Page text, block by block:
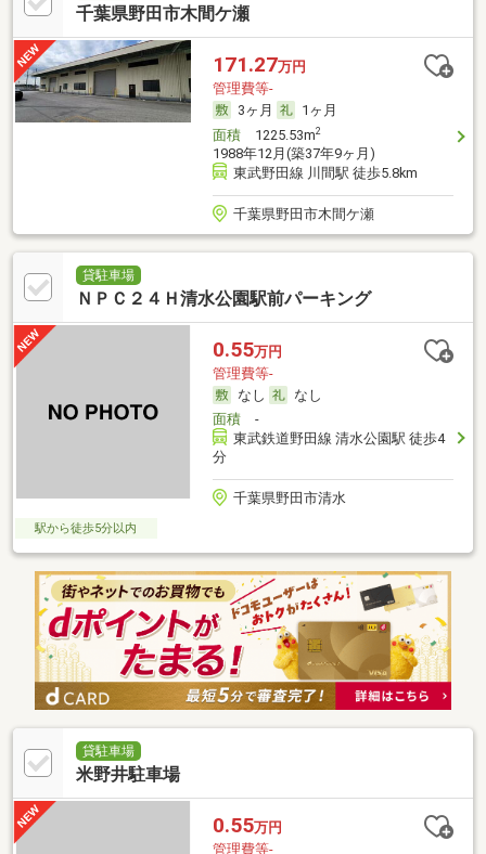
千葉県野田市木間ケ瀬
171.27万円
管理費等-
3ヶ月
1ヶ月
面積1225.53m2
1988年12月(築37年9ヶ月)
東武野田線 川間駅 徒歩5.8km
千葉県野田市木間ケ瀬
貸駐車場
ＮＰＣ２４Ｈ清水公園駅前パーキング
0.55万円
管理費等-
なし
なし
面積-
東武鉄道野田線 清水公園駅 徒歩4
分
千葉県野田市清水
駅から徒歩5分以内
貸駐車場
米野井駐車場
0.55万円
管理費等-